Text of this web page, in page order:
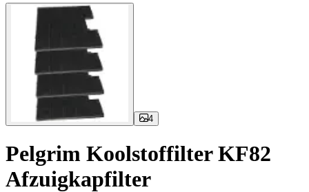
4
Pelgrim Koolstoffilter KF82
Afzuigkapfilter